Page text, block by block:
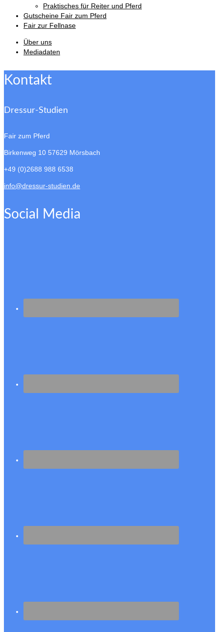
Praktisches für Reiter und Pferd
Gutscheine Fair zum Pferd
Fair zur Fellnase
Über uns
Mediadaten
Kontakt
Dressur-Studien
Fair zum Pferd
Birkenweg 10 57629 Mörsbach
+49 (0)2688 988 6538
info@dressur-studien.de
Social Media